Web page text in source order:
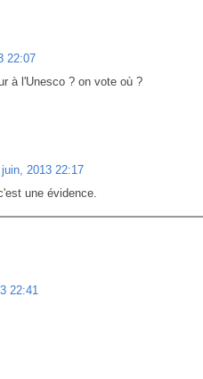
22:07
à l'Unesco ? on vote où ?
2013 22:17
une évidence.
22:41